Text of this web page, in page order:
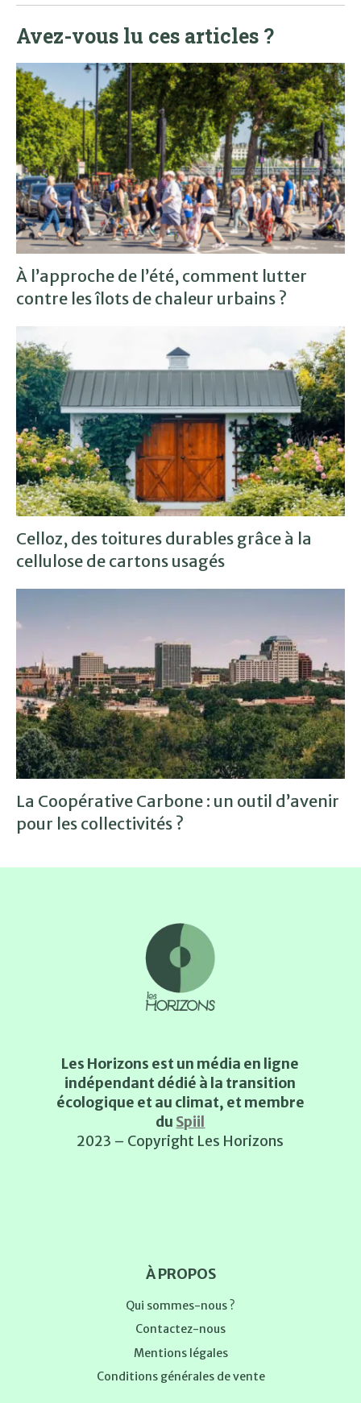
Avez-vous lu ces articles ?
À l’approche de l’été, comment lutter
contre les îlots de chaleur urbains ?
Celloz, des toitures durables grâce à la
cellulose de cartons usagés
La Coopérative Carbone : un outil d’avenir
pour les collectivités ?
Les Horizons est un média en ligne
indépendant dédié à la transition
écologique et au climat, et membre
du Spiil
2023 – Copyright Les Horizons
À PROPOS
Qui sommes-nous ?
Contactez-nous
Mentions légales
Conditions générales de vente